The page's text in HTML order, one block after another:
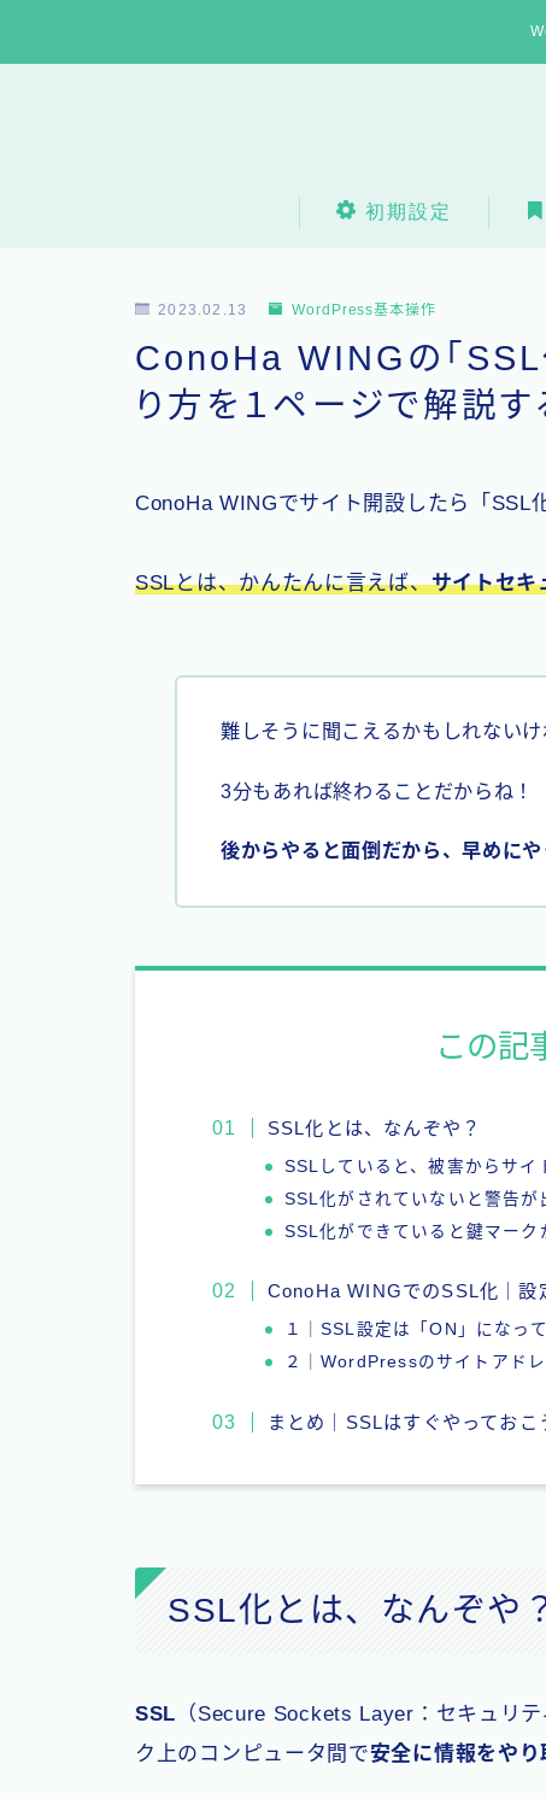
初期設定
2023.02.13 WordPress基本操作
ConoHa WINGの「SSL
り方を１ページで解説す
ConoHa WINGでサイト開設したら「SSL
SSLとは、かんたんに言えば、サイトセキ
難しそうに聞こえるかもしれない
3分もあれば終わることだからね！
後からやると面倒だから、早めにや
この記
SSL化とは、なんぞや？
SSLしていると、被害からサイ
SSL化がされていないと警告が
SSL化ができていると鍵マーク
ConoHa WINGでのSSL化｜設
１｜SSL設定は「ON」になっ
２｜WordPressのサイトアド
まとめ｜SSLはすぐやっておこ
SSL化とは、なんぞや
SSL （Secure Sockets Layer：セキュリ
ク上のコンピュータ間で安全に情報をや